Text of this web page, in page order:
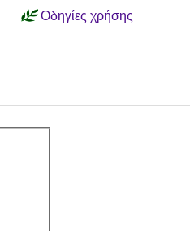
Οδηγίες χρήσης